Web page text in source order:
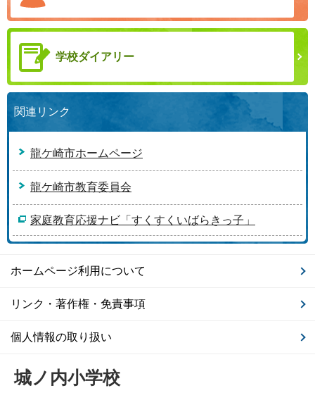
学校ダイアリー
関連リンク
龍ケ崎市ホームページ
龍ケ崎市教育委員会
家庭教育応援ナビ「すくすくいばらきっ子」
ホームページ利用について
リンク・著作権・免責事項
個人情報の取り扱い
城ノ内小学校